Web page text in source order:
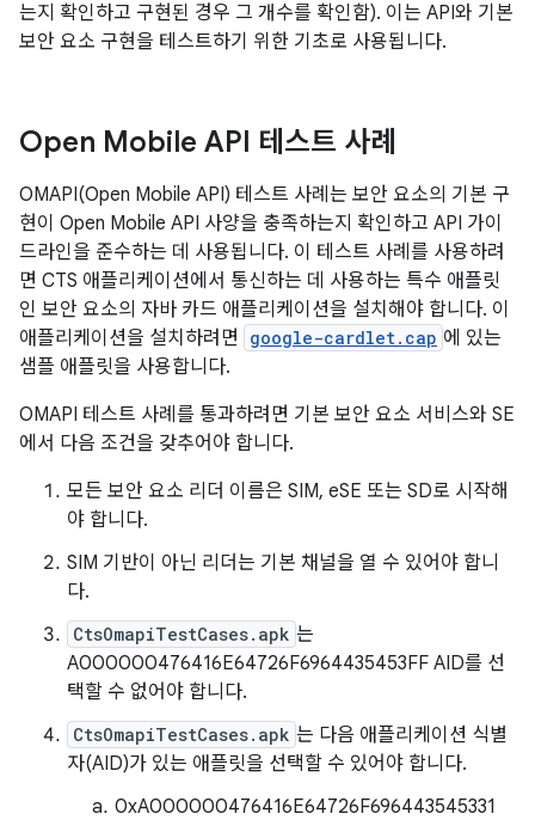
는지 확인하고 구현된 경우 그 개수를 확인함). 이는 API와 기본
보안 요소 구현을 테스트하기 위한 기초로 사용됩니다.
Open Mobile API 테스트 사례
OMAPI(Open Mobile API) 테스트 사례는 보안 요소의 기본 구
현이 Open Mobile API 사양을 충족하는지 확인하고 API 가이
드라인을 준수하는 데 사용됩니다. 이 테스트 사례를 사용하려
면 CTS 애플리케이션에서 통신하는 데 사용하는 특수 애플릿
인 보안 요소의 자바 카드 애플리케이션을 설치해야 합니다. 이
애플리케이션을 설치하려면
google-cardlet.cap 에 있는
샘플 애플릿을 사용합니다.
OMAPI 테스트 사례를 통과하려면 기본 보안 요소 서비스와 SE
에서 다음 조건을 갖추어야 합니다.
모든 보안 요소 리더 이름은 SIM, eSE 또는 SD로 시작해
야 합니다.
SIM 기반이 아닌 리더는 기본 채널을 열 수 있어야 합니
다.
CtsOmapiTestCases.apk 는
A000000476416E64726F6964435453FF AID를 선
택할 수 없어야 합니다.
CtsOmapiTestCases.apk 는 다음 애플리케이션 식별
자(AID)가 있는 애플릿을 선택할 수 있어야 합니다.
0xA000000476416E64726F696443545331